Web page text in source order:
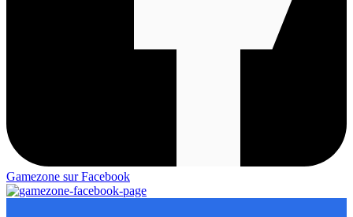
Gamezone sur Facebook